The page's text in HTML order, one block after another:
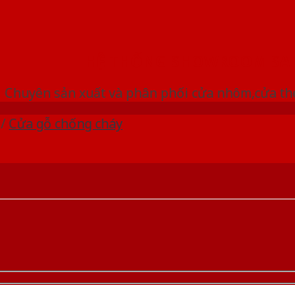
Chuyên sản xuất và phân phối cửa nhôm,cửa
/Cửa gỗ chống cháy